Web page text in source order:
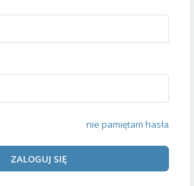
nie pamiętam hasła
ZALOGUJ SIĘ